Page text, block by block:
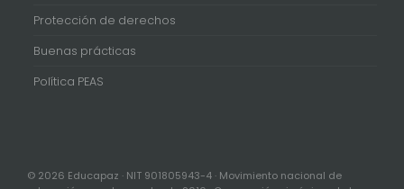
Protección de derechos
Buenas prácticas
Política PEAS
© 2026 Educapaz · NIT 901805943-4 · Movimiento nacional de